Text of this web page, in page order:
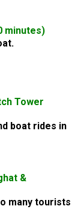
minutes)
Tower
boat rides in
&
many tourists